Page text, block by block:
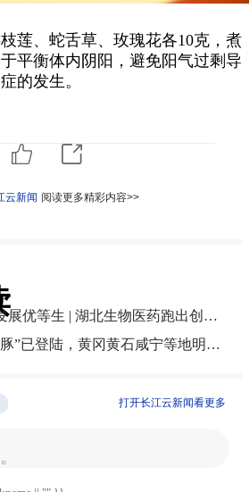
莲、蛇舌草、玫瑰花各10克，煮
平衡体内阴阳，避免阳气过剩导
的发生。
云新闻 阅读更多精彩内容>>
争做高质量发展优等生 | 湖北生物医药跑出创新“加速度”
强台风“白海豚”已登陆，黄冈黄石咸宁等地明起将有大雨到暴雨
打开长江云新闻看更多